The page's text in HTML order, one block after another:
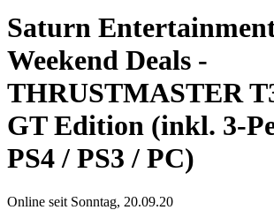
Saturn
Weekend Deals -
THRUSTMASTER
GT Edition (inkl. 3-
PS4 / PS3 / PC)
Online seit Sonntag, 20.09.20